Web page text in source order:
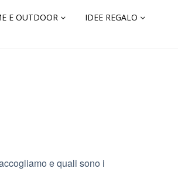
E OUTDOOR
IDEE REGALO
e quali sono i